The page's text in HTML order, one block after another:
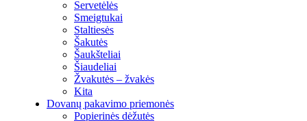
Servetėlės
Smeigtukai
Staltiesės
Šakutės
Šaukšteliai
Šiaudeliai
Žvakutės – žvakės
Kita
Dovanų pakavimo priemonės
Popierinės dėžutės